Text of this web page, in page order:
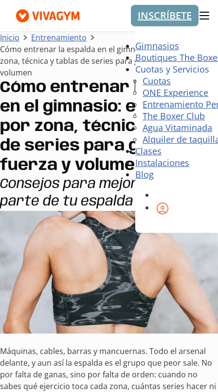
INSCRÍBETE
Gimnasios
Boutiques The
Cuotas y Servicios
Cuotas
ONE Experience
Entrenamiento
The Boxer Club
Agua Vitaminada
Alquiler de
Clases
Instalaciones
Blog
Inicio
Entrenamiento
Cómo entrenar la espalda en el gimnasio: ejercicios por
zona, técnica y tablas de series para ganar fuerza y
volumen
Cómo entrenar la espalda
en el gimnasio: ejercicios
por zona, técnica y tablas
de series para ganar
fuerza y volumen
Consejos para mejorar cada
parte de tu espalda
Máquinas, cables, barras y mancuernas. Todo el arsenal
delante, y aun así la espalda es el grupo que peor sale. No
por falta de ganas, sino por falta de orden: cuando no
sabes qué ejercicio toca cada zona, cuántas series hacer ni